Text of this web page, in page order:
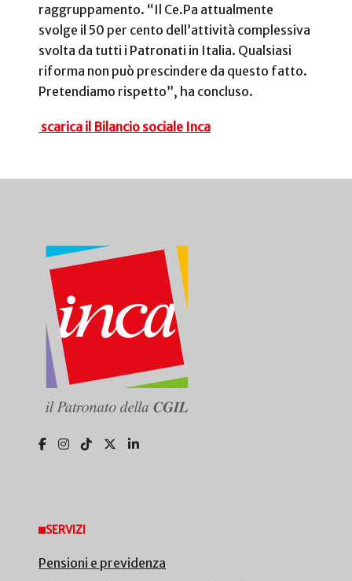
raggruppamento. “Il Ce.Pa attualmente
svolge il 50 per cento dell’attività complessiva
svolta da tutti i Patronati in Italia. Qualsiasi
riforma non può prescindere da questo fatto.
Pretendiamo rispetto”, ha concluso.
scarica il Bilancio sociale Inca
SERVIZI
Pensioni e previdenza